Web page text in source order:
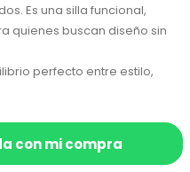
Es una silla funcional,
quienes buscan diseño sin
perfecto entre estilo,
con mi compra